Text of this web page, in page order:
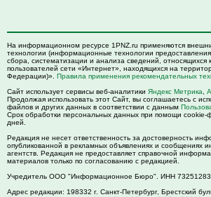
На информационном ресурсе 1PNZ.ru применяются
технологии (информационные технологии
сбора, систематизации и анализа сведений, относящихся
пользователей сети «Интернет», находящихся на
Федерации)». Правила применения рекомендательных
Сайт использует сервисы веб-аналитики Яндекс Метрика
Продолжая использовать этот Сайт, вы соглашаетесь с
файлов и других данных в соответствии с данным
Срок обработки персональных данных при помощи cookie-
дней.
Редакция не несет ответственность за достоверность
опубликованной в рекламных объявлениях и сообщениях
агентств. Редакция не предоставляет справочной
материалов только по согласованию с редакцией.
Учредитель ООО "Информационное Бюро". ИНН
Адрес редакции: 198332 г. Санкт-Петербург, Брестский